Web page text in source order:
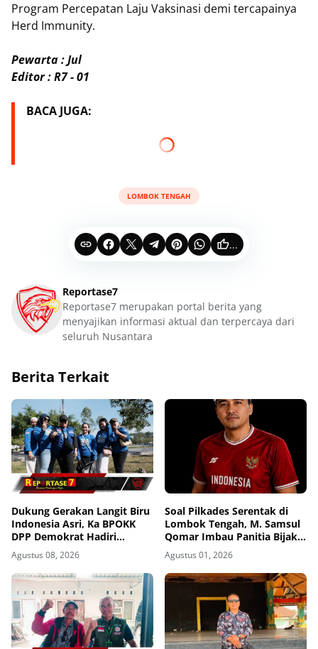
Program Percepatan Laju Vaksinasi demi tercapainya
Herd Immunity.
Pewarta : Jul
Editor : R7 - 01
BACA JUGA:
LOMBOK TENGAH
...
Reportase7
Reportase7 merupakan portal berita yang
menyajikan informasi aktual dan terpercaya dari
seluruh Nusantara
Berita Terkait
Dukung Gerakan Langit Biru
Indonesia Asri, Ka BPOKK
DPP Demokrat Hadiri
Kegiatan di Loteng
Agustus 08, 2026
Soal Pilkades Serentak di
Lombok Tengah, M. Samsul
Qomar Imbau Panitia Bijak
dan Calon Kades Hindari
Money Politics
Agustus 01, 2026